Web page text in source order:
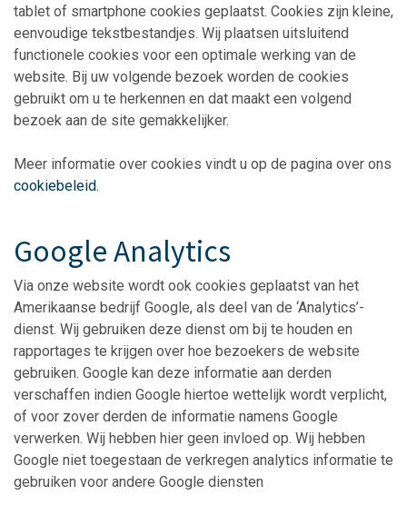
tablet of smartphone cookies geplaatst. Cookies zijn kleine,
eenvoudige tekstbestandjes. Wij plaatsen uitsluitend
functionele cookies voor een optimale werking van de
website. Bij uw volgende bezoek worden de cookies
gebruikt om u te herkennen en dat maakt een volgend
bezoek aan de site gemakkelijker.
Meer informatie over cookies vindt u op de pagina over ons
cookiebeleid.
Google Analytics
Via onze website wordt ook cookies geplaatst van het
Amerikaanse bedrijf Google, als deel van de ‘Analytics’-
dienst. Wij gebruiken deze dienst om bij te houden en
rapportages te krijgen over hoe bezoekers de website
gebruiken. Google kan deze informatie aan derden
verschaffen indien Google hiertoe wettelijk wordt verplicht,
of voor zover derden de informatie namens Google
verwerken. Wij hebben hier geen invloed op. Wij hebben
Google niet toegestaan de verkregen analytics informatie te
gebruiken voor andere Google diensten